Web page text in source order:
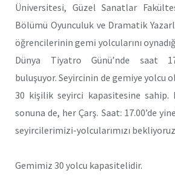
Üniversitesi, Güzel Sanatlar
Bölümü Oyunculuk ve Dramatik
öğrencilerinin gemi yolcularını
Dünya Tiyatro Günü’nde saat
buluşuyor. Seyircinin de gemiye yolcu
30 kişilik seyirci kapasitesine sahip.
sonuna de, her Çarş. Saat: 17.00’de
seyircilerimizi-yolcularımızı
Gemimiz 30 yolcu kapasitelidir.